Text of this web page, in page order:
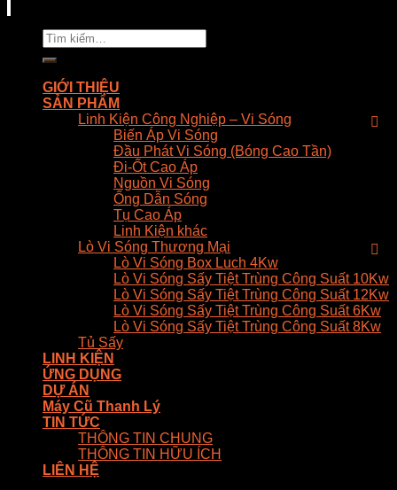
Tìm
kiếm:
GIỚI THIỆU
SẢN PHẨM
Linh Kiện Công Nghiệp – Vi Sóng
Biến Áp Vi Sóng
Đầu Phát Vi Sóng (Bóng Cao Tần)
Đi-Ốt Cao Áp
Nguồn Vi Sóng
Ống Dẫn Sóng
Tụ Cao Áp
Linh Kiện khác
Lò Vi Sóng Thương Mại
Lò Vi Sóng Box Luch 4Kw
Lò Vi Sóng Sấy Tiệt Trùng Công Suất 10Kw
Lò Vi Sóng Sấy Tiệt Trùng Công Suất 12Kw
Lò Vi Sóng Sấy Tiệt Trùng Công Suất 6Kw
Lò Vi Sóng Sấy Tiệt Trùng Công Suất 8Kw
Tủ Sấy
LINH KIỆN
ỨNG DỤNG
DỰ ÁN
Máy Cũ Thanh Lý
TIN TỨC
THÔNG TIN CHUNG
THÔNG TIN HỮU ÍCH
LIÊN HỆ